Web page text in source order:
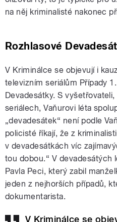
na něj kriminalisté nakonec
Rozhlasové
V Kriminálce se objevují i
televizním seriálům Případy
Devadesátky. S
seriálech, Vaňurovi léta
„devadesátek“ není podle
policisté říkají, že z
v devadesátkách víc
tou dobou.“ V devadesátých
Pavla Peci, který zabil
jeden z nejhorších případů,
dokumentarista.
V Kriminálce se